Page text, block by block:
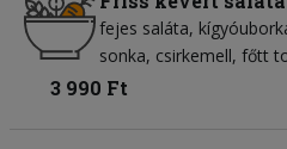
fejes saláta
sonka csirkemell főtt
3 990 Ft